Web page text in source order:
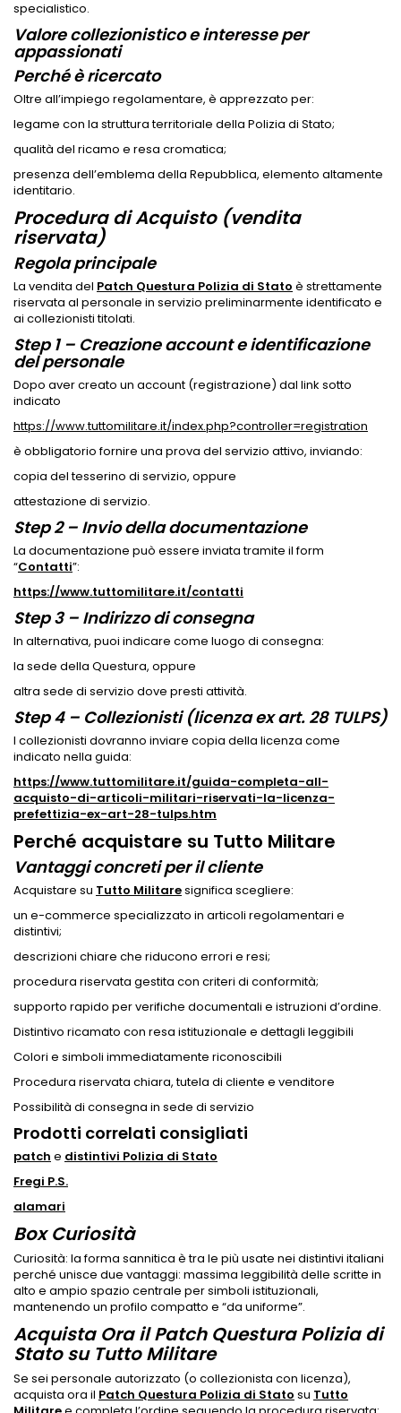
specialistico.
Valore collezionistico e interesse per
appassionati
Perché è ricercato
Oltre all’impiego regolamentare, è apprezzato per:
legame con la struttura territoriale della Polizia di Stato;
qualità del ricamo e resa cromatica;
presenza dell’emblema della Repubblica, elemento altamente
identitario.
Procedura di Acquisto (vendita
riservata)
Regola principale
La vendita del Patch Questura Polizia di Stato è strettamente
riservata al personale in servizio preliminarmente identificato e
ai collezionisti titolati.
Step 1 – Creazione account e identificazione
del personale
Dopo aver creato un account (registrazione) dal link sotto
indicato
https://www.tuttomilitare.it/index.php?controller=registration
è obbligatorio fornire una prova del servizio attivo, inviando:
copia del tesserino di servizio, oppure
attestazione di servizio.
Step 2 – Invio della documentazione
La documentazione può essere inviata tramite il form
“Contatti”:
https://www.tuttomilitare.it/contatti
Step 3 – Indirizzo di consegna
In alternativa, puoi indicare come luogo di consegna:
la sede della Questura, oppure
altra sede di servizio dove presti attività.
Step 4 – Collezionisti (licenza ex art. 28 TULPS)
I collezionisti dovranno inviare copia della licenza come
indicato nella guida:
https://www.tuttomilitare.it/guida-completa-all-
acquisto-di-articoli-militari-riservati-la-licenza-
prefettizia-ex-art-28-tulps.htm
Perché acquistare su Tutto Militare
Vantaggi concreti per il cliente
Acquistare su Tutto Militaresignifica scegliere:
un e-commerce specializzato in articoli regolamentari e
distintivi;
descrizioni chiare che riducono errori e resi;
procedura riservata gestita con criteri di conformità;
supporto rapido per verifiche documentali e istruzioni d’ordine.
Distintivo ricamato con resa istituzionale e dettagli leggibili
Colori e simboli immediatamente riconoscibili
Procedura riservata chiara, tutela di cliente e venditore
Possibilità di consegna in sede di servizio
Prodotti correlati consigliati
patch e distintivi Polizia di Stato
Fregi P.S.
alamari
Box Curiosità
Curiosità: la forma sannitica è tra le più usate nei distintivi italiani
perché unisce due vantaggi: massima leggibilità delle scritte in
alto e ampio spazio centrale per simboli istituzionali,
mantenendo un profilo compatto e “da uniforme”.
Acquista Ora il Patch Questura Polizia di
Stato su Tutto Militare
Se sei personale autorizzato (o collezionista con licenza),
acquista ora il Patch Questura Polizia di Stato su Tutto